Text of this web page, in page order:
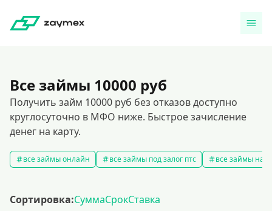
Все займы 10000 руб
Получить займ 10000 руб без отказов доступно
круглосуточно в МФО ниже. Быстрое зачисление
денег на карту.
все займы онлайн все займы под залог птс все займы на
Сортировка:СуммаСрокСтавка